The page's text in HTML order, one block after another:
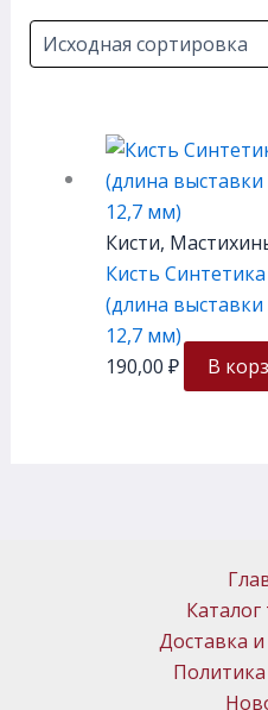
Кисти,
Кисть
(длина
12,7 мм)
190,00 ₽ В
Доставка